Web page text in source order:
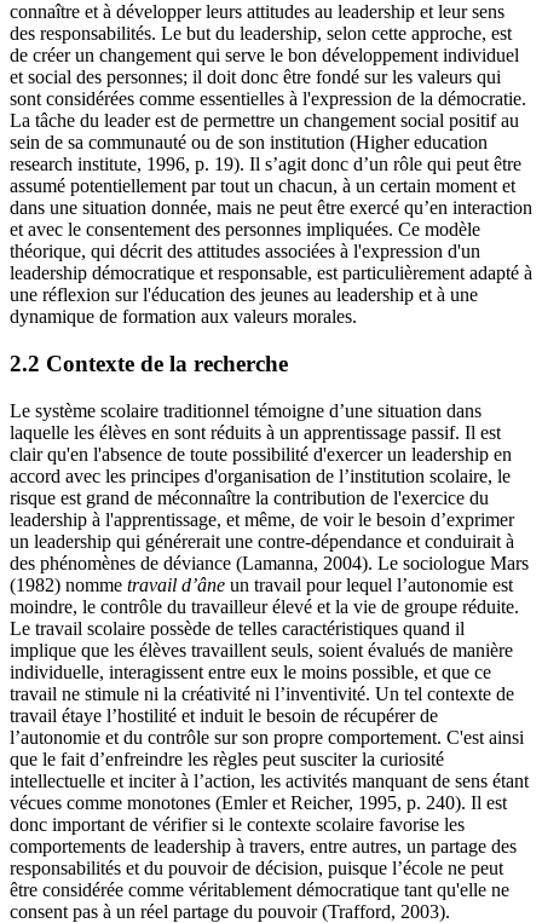
connaître et à développer leurs attitudes au leadership et leur sens
des responsabilités. Le but du leadership, selon cette approche, est
de créer un changement qui serve le bon développement individuel
et social des personnes; il doit donc être fondé sur les valeurs qui
sont considérées comme essentielles à l'expression de la démocratie.
La tâche du leader est de permettre un changement social positif au
sein de sa communauté ou de son institution (Higher education
research institute, 1996, p. 19). Il s’agit donc d’un rôle qui peut être
assumé potentiellement par tout un chacun, à un certain moment et
dans une situation donnée, mais ne peut être exercé qu’en interaction
et avec le consentement des personnes impliquées. Ce modèle
théorique, qui décrit des attitudes associées à l'expression d'un
leadership démocratique et responsable, est particulièrement adapté à
une réflexion sur l'éducation des jeunes au leadership et à une
dynamique de formation aux valeurs morales.
2.2 Contexte de la recherche
Le système scolaire traditionnel témoigne d’une situation dans
laquelle les élèves en sont réduits à un apprentissage passif. Il est
clair qu'en l'absence de toute possibilité d'exercer un leadership en
accord avec les principes d'organisation de l’institution scolaire, le
risque est grand de méconnaître la contribution de l'exercice du
leadership à l'apprentissage, et même, de voir le besoin d’exprimer
un leadership qui générerait une contre-dépendance et conduirait à
des phénomènes de déviance (Lamanna, 2004). Le sociologue Mars
(1982) nomme travail d’âne un travail pour lequel l’autonomie est
moindre, le contrôle du travailleur élevé et la vie de groupe réduite.
Le travail scolaire possède de telles caractéristiques quand il
implique que les élèves travaillent seuls, soient évalués de manière
individuelle, interagissent entre eux le moins possible, et que ce
travail ne stimule ni la créativité ni l’inventivité. Un tel contexte de
travail étaye l’hostilité et induit le besoin de récupérer de
l’autonomie et du contrôle sur son propre comportement. C'est ainsi
que le fait d’enfreindre les règles peut susciter la curiosité
intellectuelle et inciter à l’action, les activités manquant de sens étant
vécues comme monotones (Emler et Reicher, 1995, p. 240). Il est
donc important de vérifier si le contexte scolaire favorise les
comportements de leadership à travers, entre autres, un partage des
responsabilités et du pouvoir de décision, puisque l’école ne peut
être considérée comme véritablement démocratique tant qu'elle ne
consent pas à un réel partage du pouvoir (Trafford, 2003).